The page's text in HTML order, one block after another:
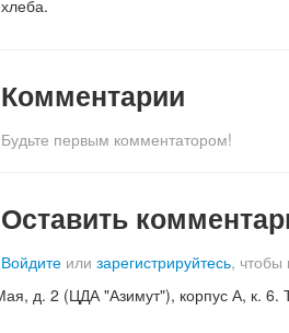
хлеба.
Комментарии
Будьте первым комментатором!
Оставить
Войдите или зарегистрируйтесь, чтобы
д. 2 (ЦДА "Азимут"), корпус А, к.